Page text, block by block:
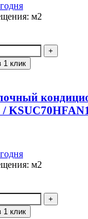
м2
1 клик
м2
1 клик